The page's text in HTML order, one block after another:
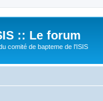
:: Le forum
comité de bapteme de l'ISIS